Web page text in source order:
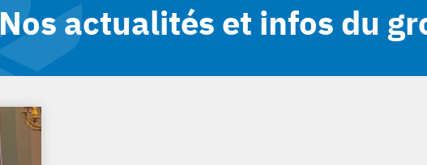
Nos actualités et infos du